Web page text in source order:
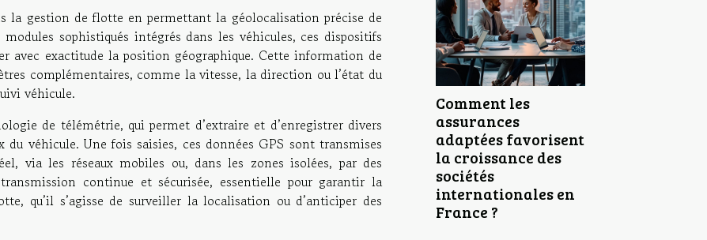
la gestion de flotte en permettant la géolocalisation précise de
sophistiqués intégrés dans les véhicules, ces dispositifs
avec exactitude la position géographique. Cette information de
complémentaires, comme la vitesse, la direction ou l’état du
véhicule.
de télémétrie, qui permet d’extraire et d’enregistrer divers
véhicule. Une fois saisies, ces données GPS sont transmises
via les réseaux mobiles ou, dans les zones isolées, par des
continue et sécurisée, essentielle pour garantir la
qu’il s’agisse de surveiller la localisation ou d’anticiper des
Comment les
assurances
adaptées favorisent
la croissance des
sociétés
internationales en
France ?